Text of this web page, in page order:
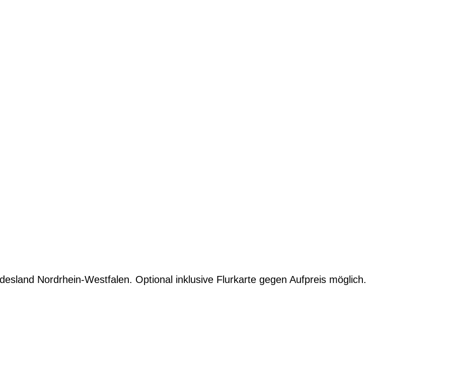
Nordrhein-Westfalen. Optional inklusive Flurkarte gegen Aufpreis möglich.